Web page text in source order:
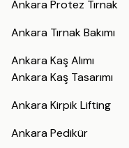
Ankara Protez Tırnak
Ankara Tırnak Bakımı
Ankara Kaş Alımı
Ankara Kaş Tasarımı
Ankara Kirpik Lifting
Ankara Pedikür